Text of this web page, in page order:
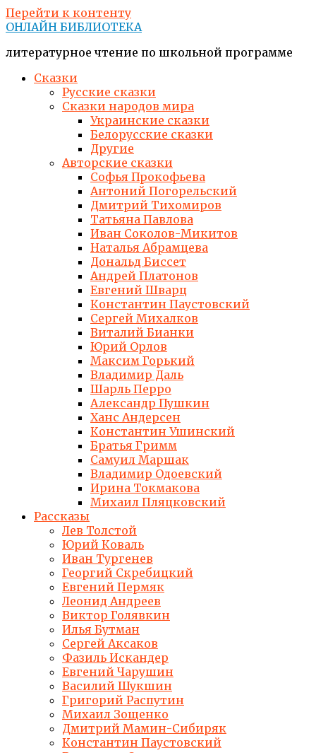
Перейти к контенту
ОНЛАЙН БИБЛИОТЕКА
литературное чтение по школьной программе
Сказки
Русские сказки
Сказки народов мира
Украинские сказки
Белорусские сказки
Другие
Авторские сказки
Софья Прокофьева
Антоний Погорельский
Дмитрий Тихомиров
Татьяна Павлова
Иван Соколов-Микитов
Наталья Абрамцева
Дональд Биссет
Андрей Платонов
Евгений Шварц
Константин Паустовский
Сергей Михалков
Виталий Бианки
Юрий Орлов
Максим Горький
Владимир Даль
Шарль Перро
Александр Пушкин
Ханс Андерсен
Константин Ушинский
Братья Гримм
Самуил Маршак
Владимир Одоевский
Ирина Токмакова
Михаил Пляцковский
Рассказы
Лев Толстой
Юрий Коваль
Иван Тургенев
Георгий Скребицкий
Евгений Пермяк
Леонид Андреев
Виктор Голявкин
Илья Бутман
Сергей Аксаков
Фазиль Искандер
Евгений Чарушин
Василий Шукшин
Григорий Распутин
Михаил Зощенко
Дмитрий Мамин-Сибиряк
Константин Паустовский